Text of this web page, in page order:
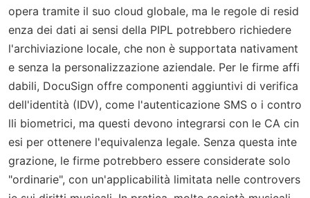
opera tramite il suo cloud globale, ma le regole di resid
enza dei dati ai sensi della PIPL potrebbero richiedere
l'archiviazione locale, che non è supportata nativament
e senza la personalizzazione aziendale. Per le firme affi
dabili, DocuSign offre componenti aggiuntivi di verifica
dell'identità (IDV), come l'autenticazione SMS o i contro
lli biometrici, ma questi devono integrarsi con le CA cin
esi per ottenere l'equivalenza legale. Senza questa inte
grazione, le firme potrebbero essere considerate solo
"ordinarie", con un'applicabilità limitata nelle controvers